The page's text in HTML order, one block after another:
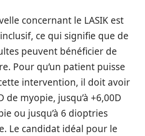
concernant le LASIK est
inclusif, ce qui signifie que de
peuvent bénéficier de
Pour qu’un patient puisse
intervention, il doit avoir
de myopie, jusqu’à +6,00D
ou jusqu’à 6 dioptries
Le candidat idéal pour le